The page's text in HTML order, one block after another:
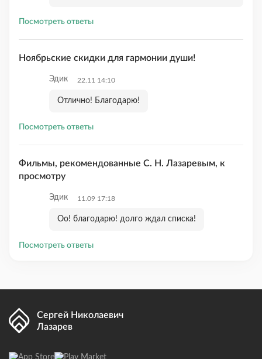
Посмотреть ответы
Ноябрьские скидки для гармонии души!
Эдик 22.11 14:10
Отлично! Благодарю!
Посмотреть ответы
Фильмы, рекомендованные С. Н. Лазаревым, к
просмотру
Эдик 11.09 17:18
Оо! благодарю! долго ждал списка!
Посмотреть ответы
Сергей Николаевич
Лазарев